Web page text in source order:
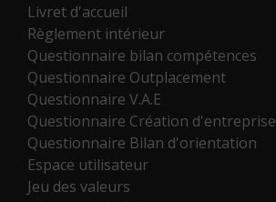
Livret d'accueil
Règlement intérieur
Questionnaire bilan compétences
Questionnaire Outplacement
Questionnaire V.A.E
Questionnaire Création d'entreprise
Questionnaire Bilan d'orientation
Espace utilisateur
Jeu des valeurs